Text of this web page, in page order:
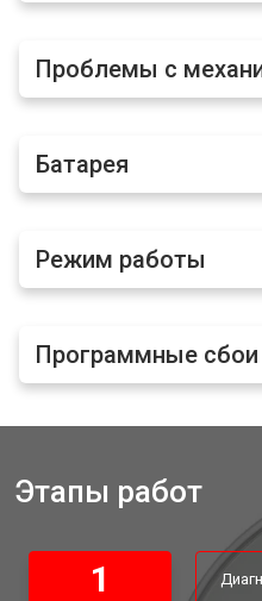
Проблемы с
Батарея
Режим работы
Программные сбои
Этапы работ
1